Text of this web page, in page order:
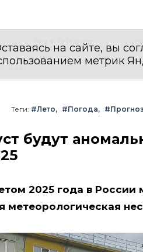
на сайте, вы
метрик
Теги: #Лето #Погода
будут
2025 года в
метеорологическая